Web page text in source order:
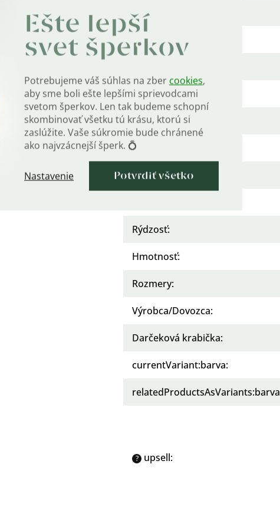
Ešte lepší
svet šperkov
Potrebujeme váš súhlas na zber cookies,
aby sme boli ešte lepšími sprievodcami
svetom šperkov. Len tak budeme schopní
skombinovať všetku tú krásu, ktorú si
zaslúžite. Vaše súkromie bude chránené
ako najvzácnejší šperk. 💍
Nastavenie Potvrdiť všetko
Materiál
? Povrchová úprava
Určenie:
Kategória:
Typ náušníc
Typ zapínania
Rýdzosť:
Hmotnosť:
Rozmery:
Výrobca/Dovozca:
Darčeková krabička:
currentVariant:barva:
relatedProductsAsVariants:barva
? upsell: